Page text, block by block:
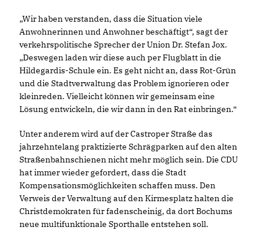
Wir haben verstanden, dass die Situation viele
Anwohnerinnen und Anwohner beschäftigt“, sagt der
verkehrspolitische Sprecher der Union Dr. Stefan Jox.
Deswegen laden wir diese auch per Flugblatt in die
Hildegardis-Schule ein. Es geht nicht an, dass Rot-Grün
und die Stadtverwaltung das Problem ignorieren oder
kleinreden. Vielleicht können wir gemeinsam eine
Lösung entwickeln, die wir dann in den Rat einbringen.“
Unter anderem wird auf der Castroper Straße das
jahrzehntelang praktizierte Schrägparken auf den alten
Straßenbahnschienen nicht mehr möglich sein. Die CDU
hat immer wieder gefordert, dass die Stadt
Kompensationsmöglichkeiten schaffen muss. Den
Verweis der Verwaltung auf den Kirmesplatz halten die
Christdemokraten für fadenscheinig, da dort Bochums
neue multifunktionale Sporthalle entstehen soll.